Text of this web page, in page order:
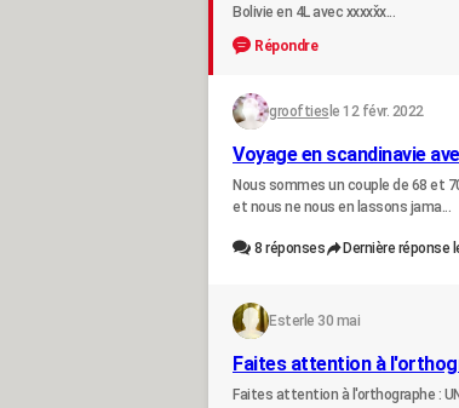
Bolivie en 4L avec xxxxx̌x...
Répondre
groofties le 12 févr. 2022
Voyage en scandinavie
Nous sommes un couple de 68 et
et nous ne nous en lassons jama...
8 réponses Dernière réponse
Esterle 30 mai
Faites attention à
Faites attention à l'orthographe :